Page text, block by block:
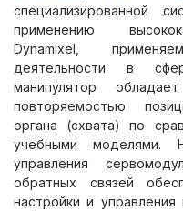
специализированной
применению
Dynamixel,
деятельности в
манипулятор
повторяемостью
органа (схвата) по
учебными моделями.
управления
обратных связей
настройки и